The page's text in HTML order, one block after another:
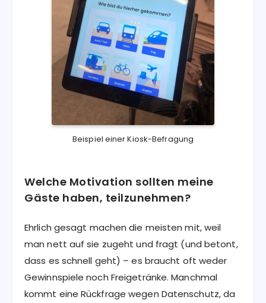
Beispiel einer Kiosk-Befragung
Welche Motivation sollten meine
Gäste haben, teilzunehmen?
Ehrlich gesagt machen die meisten mit, weil
man nett auf sie zugeht und fragt­ ­­­(und betont,
dass es schnell geht) – es braucht oft weder
Gewinnspiele noch Freigetränke. Manchmal
kommt eine Rückfrage wegen Datenschutz, da